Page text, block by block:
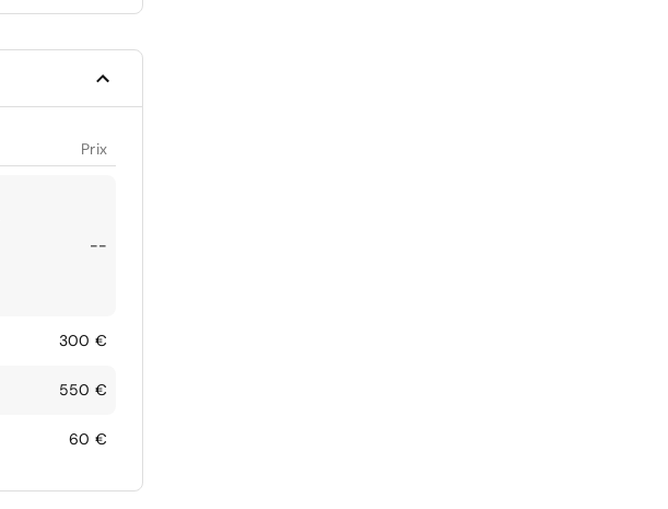
Prix
--
300 €
550 €
60 €